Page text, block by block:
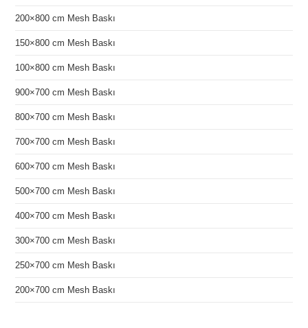
200×800 cm Mesh Baskı
150×800 cm Mesh Baskı
100×800 cm Mesh Baskı
900×700 cm Mesh Baskı
800×700 cm Mesh Baskı
700×700 cm Mesh Baskı
600×700 cm Mesh Baskı
500×700 cm Mesh Baskı
400×700 cm Mesh Baskı
300×700 cm Mesh Baskı
250×700 cm Mesh Baskı
200×700 cm Mesh Baskı